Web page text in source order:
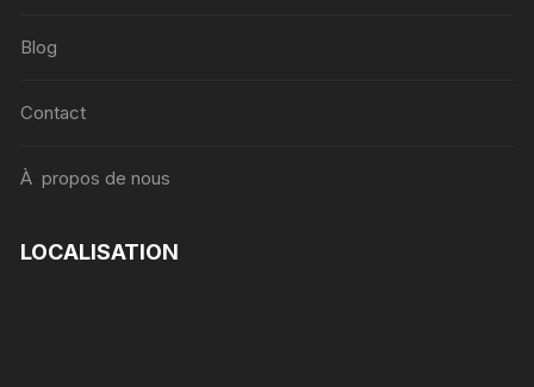
Blog
Contact
À propos de nous
LOCALISATION